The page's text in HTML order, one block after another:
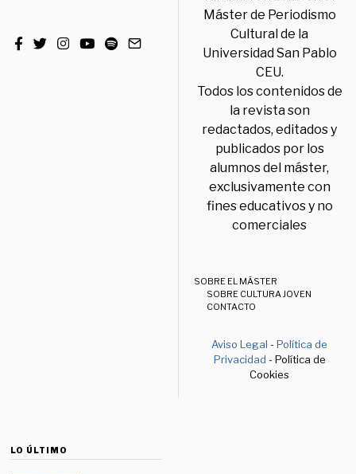
Máster de Periodismo
Cultural de la
Universidad San Pablo
CEU.
Todos los contenidos de
la revista son
redactados, editados y
publicados por los
alumnos del máster,
exclusivamente con
fines educativos y no
comerciales
SOBRE EL MÁSTER
SOBRE CULTURA JOVEN
CONTACTO
Aviso Legal -Política de
Privacidad - Política de
Cookies
LO ÚLTIMO